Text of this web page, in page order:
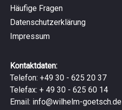
Häufige Fragen
Datenschutzerklärung
Impressum
Kontaktdaten:
Telefon: +49 30 - 625 20 37
Telefax: + 49 30 - 625 60 14
Email: info@wilhelm-goetsch.de